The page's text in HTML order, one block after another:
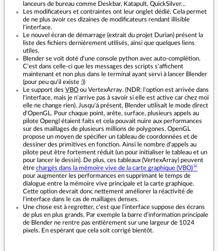
lanceurs de bureau comme Deskbar, Katapult, QuickSilver…
Les modificateurs et contraintes ont leur onglet dédié. Cela permet
de ne plus avoir ces dizaines de modificateurs rendant illisible
l'interface.
Le nouvel écran de démarrage (extrait du projet Durian) présent la
liste des fichiers dernièrement utilisés, ainsi que quelques liens
utiles.
Blender se voit doté d'une console python avec auto-complétion.
C'est dans celle-ci que les messages des scripts s'affichent
maintenant et non plus dans le terminal ayant servi à lancer Blender
(pour peu qu'il existe ;))
Le support des VBO ou VertexArray. (NDR: l'option est arrivée dans
l'interface, mais je n'arrive pas à savoir si elle est active car chez moi
elle ne change rien). Jusqu'à présent, Blender utilisait le mode direct
d'OpenGL. Pour chaque point, arête, surface, plusieurs appels au
pilote Opengl étaient faits et cela pouvait nuire aux performances
sur des maillages de plusieurs millions de polygones. OpenGL
propose un moyen de spécifier un tableau de coordonnées et de
dessiner des primitives en fonction. Ainsi le nombre d'appels au
pilote peut être fortement réduit (un pour initialiser le tableau et un
pour lancer le dessin). De plus, ces tableaux (VertexArray) peuvent
être chargés dans la mémoire vive de la carte graphique (VBO)
pour augmenter les performances en supprimant le temps de
dialogue entre la mémoire vive principale et la carte graphique.
Cette option devrait donc nettement améliorer la réactivité de
l'interface dans le cas de maillages denses.
Une chose est à regretter, c'est que l'interface suppose des écrans
de plus en plus grands. Par exemple la barre d'information principale
de Blender ne rentre pas entièrement sur une largeur de 1024
pixels. En espérant que cela soit corrigé bientôt.